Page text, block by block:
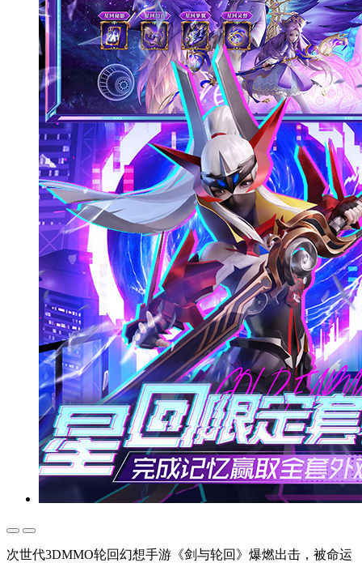
次世代3DMMO轮回幻想手游《剑与轮回》爆燃出击，被命运